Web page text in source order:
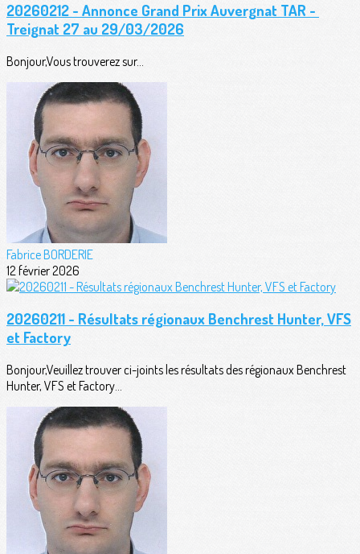
20260212 - Annonce Grand Prix Auvergnat TAR -
Treignat 27 au 29/03/2026
Bonjour,Vous trouverez sur...
Fabrice BORDERIE
12 février 2026
20260211 - Résultats régionaux Benchrest Hunter, VFS
et Factory
Bonjour,Veuillez trouver ci-joints les résultats des régionaux Benchrest
Hunter, VFS et Factory...